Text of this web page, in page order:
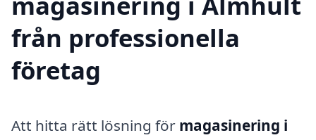
från professionella
företag
Att hitta rätt lösning för magasinering i